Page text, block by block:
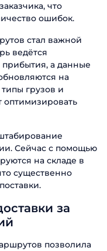
что
ошибок.
стал важной
ведётся
а данные
на
грузов и
оптимизировать
Сейчас с помощью
на складе в
существенно
за
позволила